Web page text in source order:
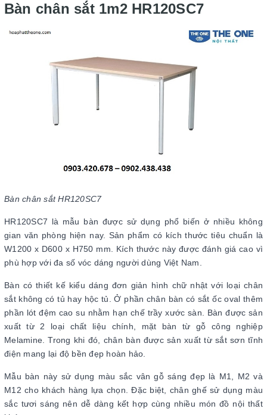
Bàn chân sắt 1m2 HR120SC7
Bàn chân sắt HR120SC7
HR120SC7 là mẫu bàn được sử dụng phổ biến ở nhiều không
gian văn phòng hiện nay. Sản phẩm có kích thước tiêu chuẩn là
W1200 x D600 x H750 mm. Kích thước này được đánh giá cao vì
phù hợp với đa số vóc dáng người dùng Việt Nam.
Bàn có thiết kế kiểu dáng đơn giản hình chữ nhật với loại chân
sắt không có tủ hay hộc tủ. Ở phần chân bàn có sắt ốc oval thêm
phần lót đệm cao su nhằm hạn chế trầy xước sàn. Bàn được sản
xuất từ 2 loại chất liệu chính, mặt bàn từ gỗ công nghiệp
Melamine. Trong khi đó, chân bàn được sản xuất từ sắt sơn tĩnh
điện mang lại độ bền đẹp hoàn hảo.
Mẫu bàn này sử dụng màu sắc vân gỗ sáng đẹp là M1, M2 và
M12 cho khách hàng lựa chọn. Đặc biệt, chân ghế sử dụng màu
sắc tươi sáng nên dễ dàng kết hợp cùng nhiều món đồ nội thất